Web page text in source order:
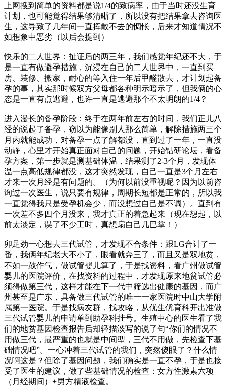
上网搜到简单的资料都是说1/4的致病率，由于当时还没生育
计划，也可能觉得结果够清晰了，所以没有把结果拿去咨询医
生，这导致了几年间一直挥散不去的惆怅，后来才知道情况不
如想象中恶劣（以后会提到）
快乐的二人世界：扯证后的两三年，我们感觉年纪还不大，于
是一直有做避孕措施，沉浸在自己的二人世界中，一直到买
房、装修、搬家，耐心的等入住一年后甲醛散去，才计划起备
孕的事，其实那时候双方父母都各种明示暗示了，但我俩的心
态是一直有点逃避，也许一直是逃避那个不太明朗的1/4？
进入漫长的备孕阶段：终于在两年前左右的时间，我们正儿八
经的说起了备孕，窃以为能像别人那么简单，解除措施两三个
月内就能成功，对备孕一点了解都没，直到过了一年，一直没
动静，心里才开始真正面对自己的问题，开始钻研论坛，看备
孕方案，第一步就是测基础体温，结果测了2-3个月，发现体
温一点高低规律都没，这才突然发现，自己一直是3个月左右
才来一次月经是有问题的。（为何以前没重视呢？因为以前咨
询过一次医生，说只要有规律，周期长短都是正常的，所以我
一直觉得我只是受孕机会少，而没想过自己是不调）。直到有
一次差不多四个月没来，我才真正的着急起来（现在想起，以
前太淡定，误了不少工时，真想扇自己几巴掌！）
卯足劲一心想去三代试管，才发现不合条件：跟LG合计了一
番，我俩年纪老大不小了，眼看就奔三了，而且又是双地贫，
不如一鼓作气，做试管婴儿算了，于是找资料，看广州做试管
婴儿的医院评价，在找资料的过程中，才发现原来地贫试管必
须得做第三代，这样才能在下一代中筛选出健康的基因，而广
州甚至是广东，具备做三代试管的唯一一家医院时中山大学附
属第一医院。于是找病友群，找攻略，从优生优育科开出准做
三代试管婴儿的申请单到助孕科挂号。生殖中心的医生看了我
们的地贫基因检查报告后却轻描淡写的说了句“你们的情况不
用做三代，最严重的也就是中间型，三代不用做，先检查下基
础情况吧”。一心冲着三代试管的我们，突然傻眼了？什么情
况啊这是？但除了基因问题，我们确实是一直不孕，于是也接
受了医生的建议，做了些基础情况的检查：女方性激素六项
（月经期间）+男方精液检查。